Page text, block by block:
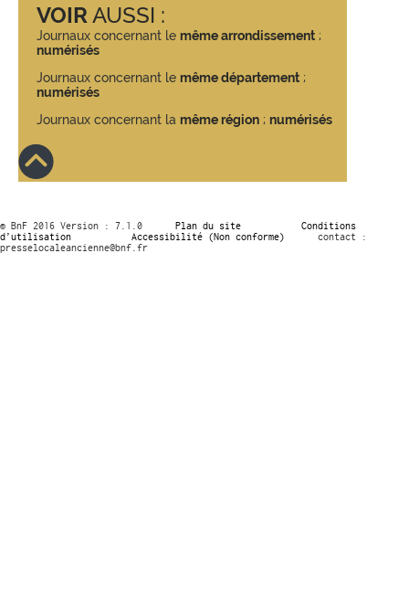
VOIRAUSSI :
Journaux concernant le même arrondissement ;
numérisés
Journaux concernant le même département ;
numérisés
Journaux concernant la même région ; numérisés
© BnF 2016 Version : 7.1.0 Plan du site
Conditions
d’utilisation
Accessibilité (Non conforme)
contact :
presselocaleancienne@bnf.fr